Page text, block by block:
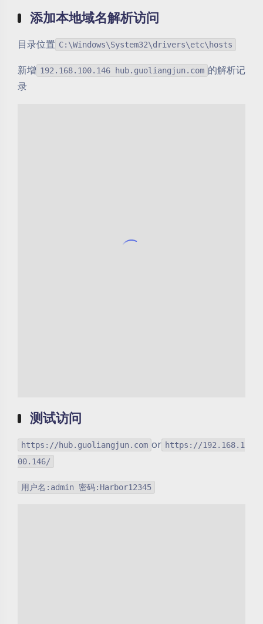
添加本地域名解析访问
目录位置 C:\Windows\System32\drivers\etc\hosts
新增 192.168.100.146 hub.guoliangjun.com 的解析记
录
测试访问
https://hub.guoliangjun.com or https://192.168.1
00.146/
用户名:admin 密码:Harbor12345